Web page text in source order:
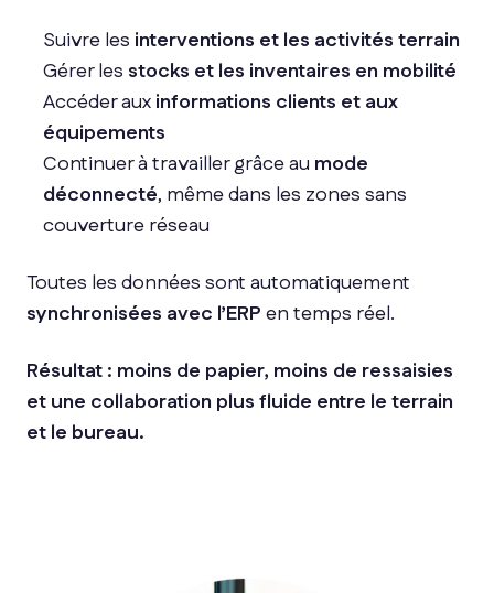
Suivre les interventions et les activités terrain
Gérer les stocks et les inventaires en mobilité
Accéder auxinformations clients et aux
équipements
Continuer à travailler grâce au mode
déconnecté, même dans les zones sans
couverture réseau
Toutes les données sont automatiquement
synchronisées avec l’ERPen temps réel.
Résultat : moins de papier, moins de ressaisies
et une collaboration plus fluide entre le terrain
et le bureau.